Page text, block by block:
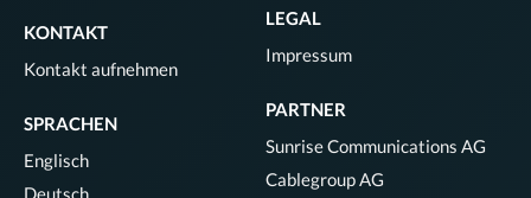
KONTAKT
Kontakt aufnehmen
SPRACHEN
Englisch
Deutsch
LEGAL
Impressum
PARTNER
Sunrise Communications AG
Cablegroup AG